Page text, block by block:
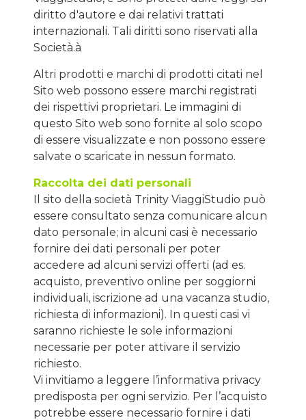
diritto d'autore e dai relativi trattati
internazionali. Tali diritti sono riservati alla
Società.à
Altri prodotti e marchi di prodotti citati nel
Sito web possono essere marchi registrati
dei rispettivi proprietari. Le immagini di
questo Sito web sono fornite al solo scopo
di essere visualizzate e non possono essere
salvate o scaricate in nessun formato.
Raccolta dei dati personali
Il sito della società Trinity ViaggiStudio può
essere consultato senza comunicare alcun
dato personale; in alcuni casi è necessario
fornire dei dati personali per poter
accedere ad alcuni servizi offerti (ad es.
acquisto, preventivo online per soggiorni
individuali, iscrizione ad una vacanza studio,
richiesta di informazioni). In questi casi vi
saranno richieste le sole informazioni
necessarie per poter attivare il servizio
richiesto.
Vi invitiamo a leggere l’informativa privacy
predisposta per ogni servizio. Per l’acquisto
potrebbe essere necessario fornire i dati